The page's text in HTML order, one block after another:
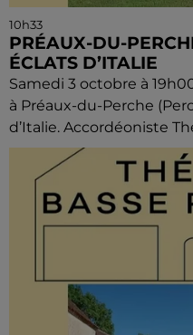
10h33
PRÉAUX-DU-
ÉCLATS D’ITALIE
Samedi 3 octobre à
à Préaux-du-Perche
d’Italie. Accordéoniste